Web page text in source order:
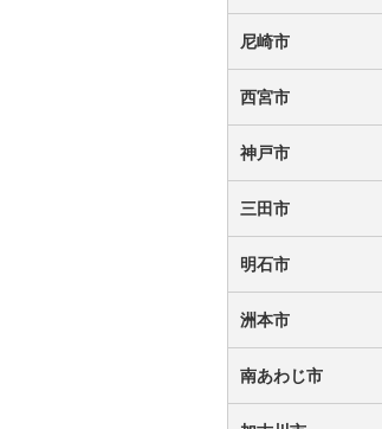
尼崎市
西宮市
神戸市
三田市
明石市
洲本市
南あわじ市